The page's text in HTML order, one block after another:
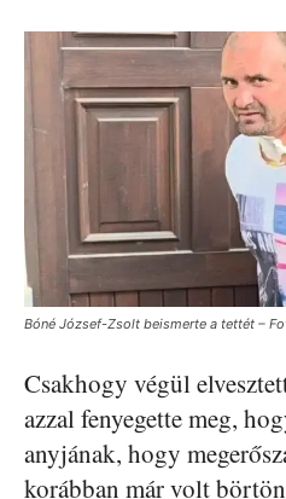
Bóné József-Zsolt beismerte a tettét –
Csakhogy végül
azzal fenyegette meg,
anyjának, hogy
korábban már volt